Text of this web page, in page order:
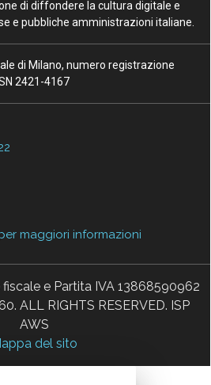
di diffondere la cultura digitale e
e pubbliche amministrazioni italiane.
di Milano, numero registrazione
2421-4167
maggiori informazioni
e Partita IVA 13868590962
ALL RIGHTS RESERVED. ISP
AWS
del sito